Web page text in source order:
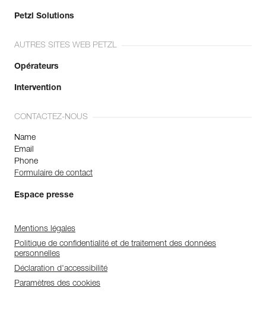
Petzl Solutions
AUTRES SITES WEB PETZL
Opérateurs
Intervention
CONTACTEZ-NOUS
Name
Email
Phone
Formulaire de contact
Espace presse
Mentions légales
Politique de confidentialité et de traitement des données
personnelles
Déclaration d'accessibilité
Paramètres des cookies